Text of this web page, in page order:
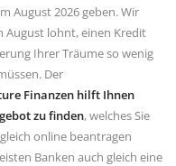
August 2026 geben. Wir
August lohnt, einen Kredit
Ihrer Träume so wenig
Der
Finanzen hilft Ihnen
zu finden, welches Sie
online beantragen
Banken auch gleich eine